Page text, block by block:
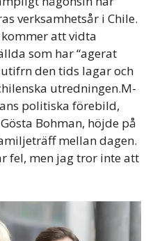
verksamhetsår i Chile.
att vidta
som har “agerat
den tids lagar och
utredningen.M-
politiska förebild,
Bohman, höjde på
mellan dagen.
fel, men jag tror inte att